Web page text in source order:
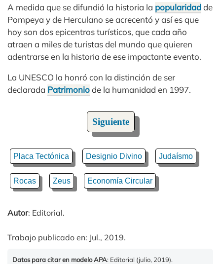
A medida que se difundió la historia la popularidadde
Pompeya y de Herculano se acrecentó y así es que
hoy son dos epicentros turísticos, que cada año
atraen a miles de turistas del mundo que quieren
adentrarse en la historia de ese impactante evento.
La UNESCO la honró con la distinción de ser
declarada Patrimoniode la humanidad en 1997.
Siguiente
Placa Tectónica Designio Divino Judaísmo
Rocas Zeus Economía Circular
Autor: Editorial.
Trabajo publicado en: Jul., 2019.
Datos para citar en modelo APA: Editorial (julio, 2019).